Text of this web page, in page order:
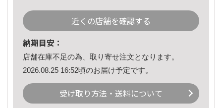
近くの店舗を確認する
納期目安：
店舗在庫不足の為、取り寄せ注文となります。
2026.08.25 16:52頃のお届け予定です。
受け取り方法・送料について